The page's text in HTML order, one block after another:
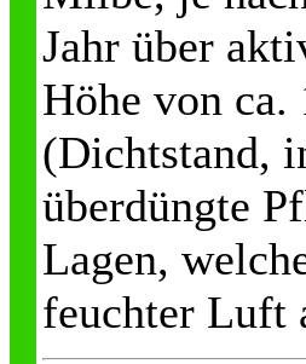
Jahr über
Höhe von
(Dichtstand,
überdüngte
Lagen,
feuchter Luft